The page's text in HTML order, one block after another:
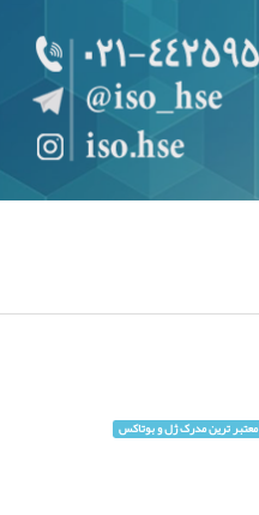
معتبر ترین مدرک ژل و بوتاکس